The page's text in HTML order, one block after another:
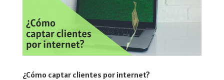
¿Cómo captar clientes por internet?